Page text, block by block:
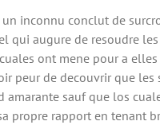
inconnu conclut de
qui augure de resoudre
ont mene pour a
peur de decouvrir que les
amarante sauf que los
propre rapport en tenant